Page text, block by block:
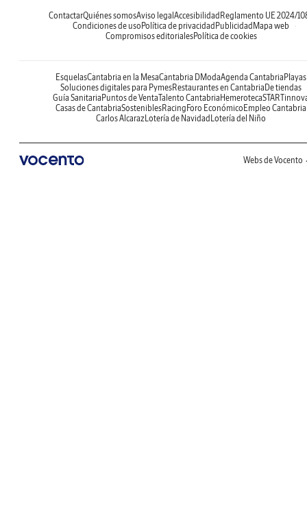
ContactarQuiénes somosAviso legal Accesibilidad Reglamento UE 2024/
Condiciones de uso Política de privacidad Publicidad Mapa web
Compromisos editorialesPolítica de cookies
EsquelasCantabria en la MesaCantabria DModaAgenda Cantabria Playas
Soluciones digitales para PymesRestaurantes en Cantabria De tiendas
Guía Sanitaria Puntos de VentaTalento Cantabria Hemeroteca
Casas de CantabriaSosteniblesRacing Foro Económico Empleo Cantabria
Carlos AlcarazLotería de Navidad Lotería del Niño
Webs de Vocento